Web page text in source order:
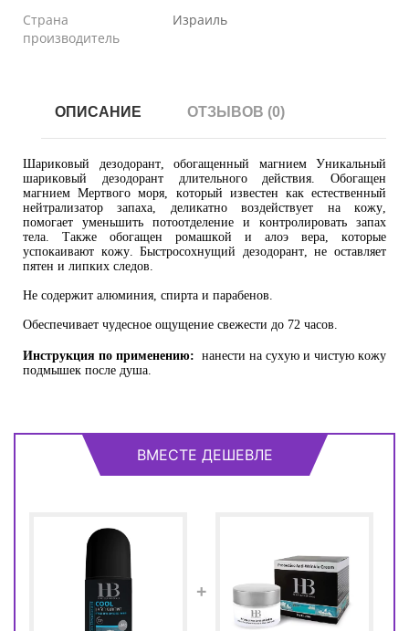
Страна
производитель
Израиль
ОПИСАНИЕ ОТЗЫВОВ (0)
Шариковый дезодорант, обогащенный магнием Уникальный
шариковый дезодорант длительного действия. Обогащен
магнием Мертвого моря, который известен как естественный
нейтрализатор запаха, деликатно воздействует на кожу,
помогает уменьшить потоотделение и контролировать запах
тела. Также обогащен ромашкой и алоэ вера, которые
успокаивают кожу. Быстросохнущий дезодорант, не оставляет
пятен и липких следов.
Не содержит алюминия, спирта и парабенов.
Обеспечивает чудесное ощущение свежести до 72 часов.
Инструкция по применению: нанести на сухую и чистую кожу
подмышек после душа.
ВМЕСТЕ ДЕШЕВЛЕ
+